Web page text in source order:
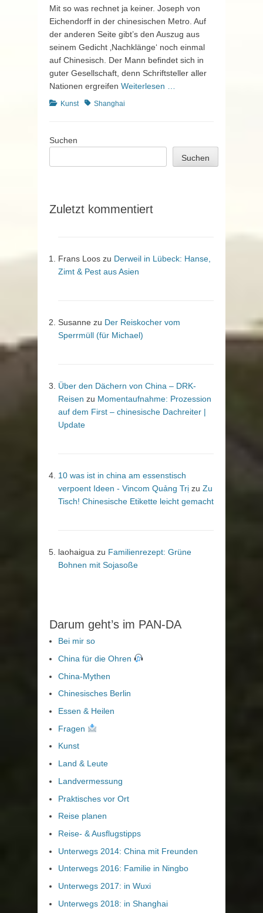
Mit so was rechnet ja keiner. Joseph von
Eichendorff in der chinesischen Metro. Auf
der anderen Seite gibt’s den Auszug aus
seinem Gedicht ‚Nachklänge‘ noch einmal
auf Chinesisch. Der Mann befindet sich in
guter Gesellschaft, denn Schriftsteller aller
Nationen ergreifen Weiterlesen …
Kategorien
Kunst Schlagworte
Shanghai
Suchen
Suchen
Zuletzt kommentiert
Frans Loos zu Derweil in Lübeck: Hanse,
Zimt & Pest aus Asien
Susanne zu Der Reiskocher vom
Sperrmüll (für Michael)
Über den Dächern von China – DRK-
Reisen zu Momentaufnahme: Prozession
auf dem First – chinesische Dachreiter |
Update
10 was ist in china am essenstisch
verpoent Ideen - Vincom Quảng Trị zu Zu
Tisch! Chinesische Etikette leicht gemacht
laohaigua zu Familienrezept: Grüne
Bohnen mit Sojasoße
Darum geht’s im PAN-DA
Bei mir so
China für die Ohren
China-Mythen
Chinesisches Berlin
Essen & Heilen
Fragen
Kunst
Land & Leute
Landvermessung
Praktisches vor Ort
Reise planen
Reise- & Ausflugstipps
Unterwegs 2014: China mit Freunden
Unterwegs 2016: Familie in Ningbo
Unterwegs 2017: in Wuxi
Unterwegs 2018: in Shanghai